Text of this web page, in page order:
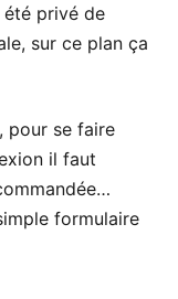
été privé de
sur ce plan ça
pour se faire
il faut
formulaire